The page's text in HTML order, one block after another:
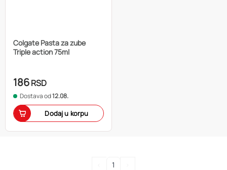
Colgate Pasta za zube
Triple action 75ml
186RSD
Dostava od12.08.
Dodaj u korpu
1